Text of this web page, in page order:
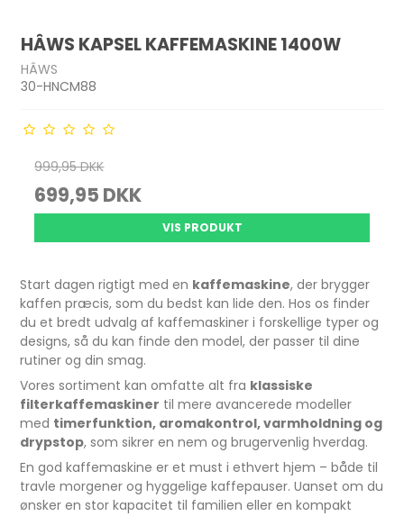
HÂWS KAPSEL KAFFEMASKINE 1400W
HÂWS
30-HNCM88
999,95 DKK
699,95 DKK
VIS PRODUKT
Start dagen rigtigt med en kaffemaskine, der brygger
kaffen præcis, som du bedst kan lide den. Hos os finder
du et bredt udvalg af kaffemaskiner i forskellige typer og
designs, så du kan finde den model, der passer til dine
rutiner og din smag.
Vores sortiment kan omfatte alt fra klassiske
filterkaffemaskiner til mere avancerede modeller
med timerfunktion, aromakontrol, varmholdning og
drypstop, som sikrer en nem og brugervenlig hverdag.
En god kaffemaskine er et must i ethvert hjem – både til
travle morgener og hyggelige kaffepauser. Uanset om du
ønsker en stor kapacitet til familien eller en kompakt